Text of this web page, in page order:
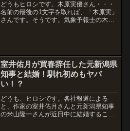
どうもヒロシです。木原実優さん・・・
名前の最後の1文字を取れば、「木原実」
さんです。そうです。気象予報士の木原
じみの...
室井佑月が買春辞任した元新潟県
知事と結婚！馴れ初めもヤバ
い！？
どうも、ヒロシです。各社報道による
と、作家の室井佑月さんと元新潟県知事
の米山隆一さんが近日中に結婚すること